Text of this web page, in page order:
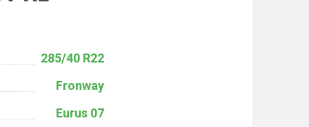
285/40 R22
Fronway
Eurus 07